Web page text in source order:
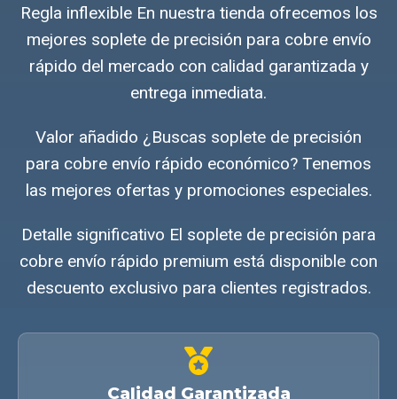
Regla inflexible En nuestra tienda ofrecemos los
mejores soplete de precisión para cobre envío
rápido del mercado con calidad garantizada y
entrega inmediata.
Valor añadido ¿Buscas soplete de precisión
para cobre envío rápido económico? Tenemos
las mejores ofertas y promociones especiales.
Detalle significativo El soplete de precisión para
cobre envío rápido premium está disponible con
descuento exclusivo para clientes registrados.
Calidad Garantizada